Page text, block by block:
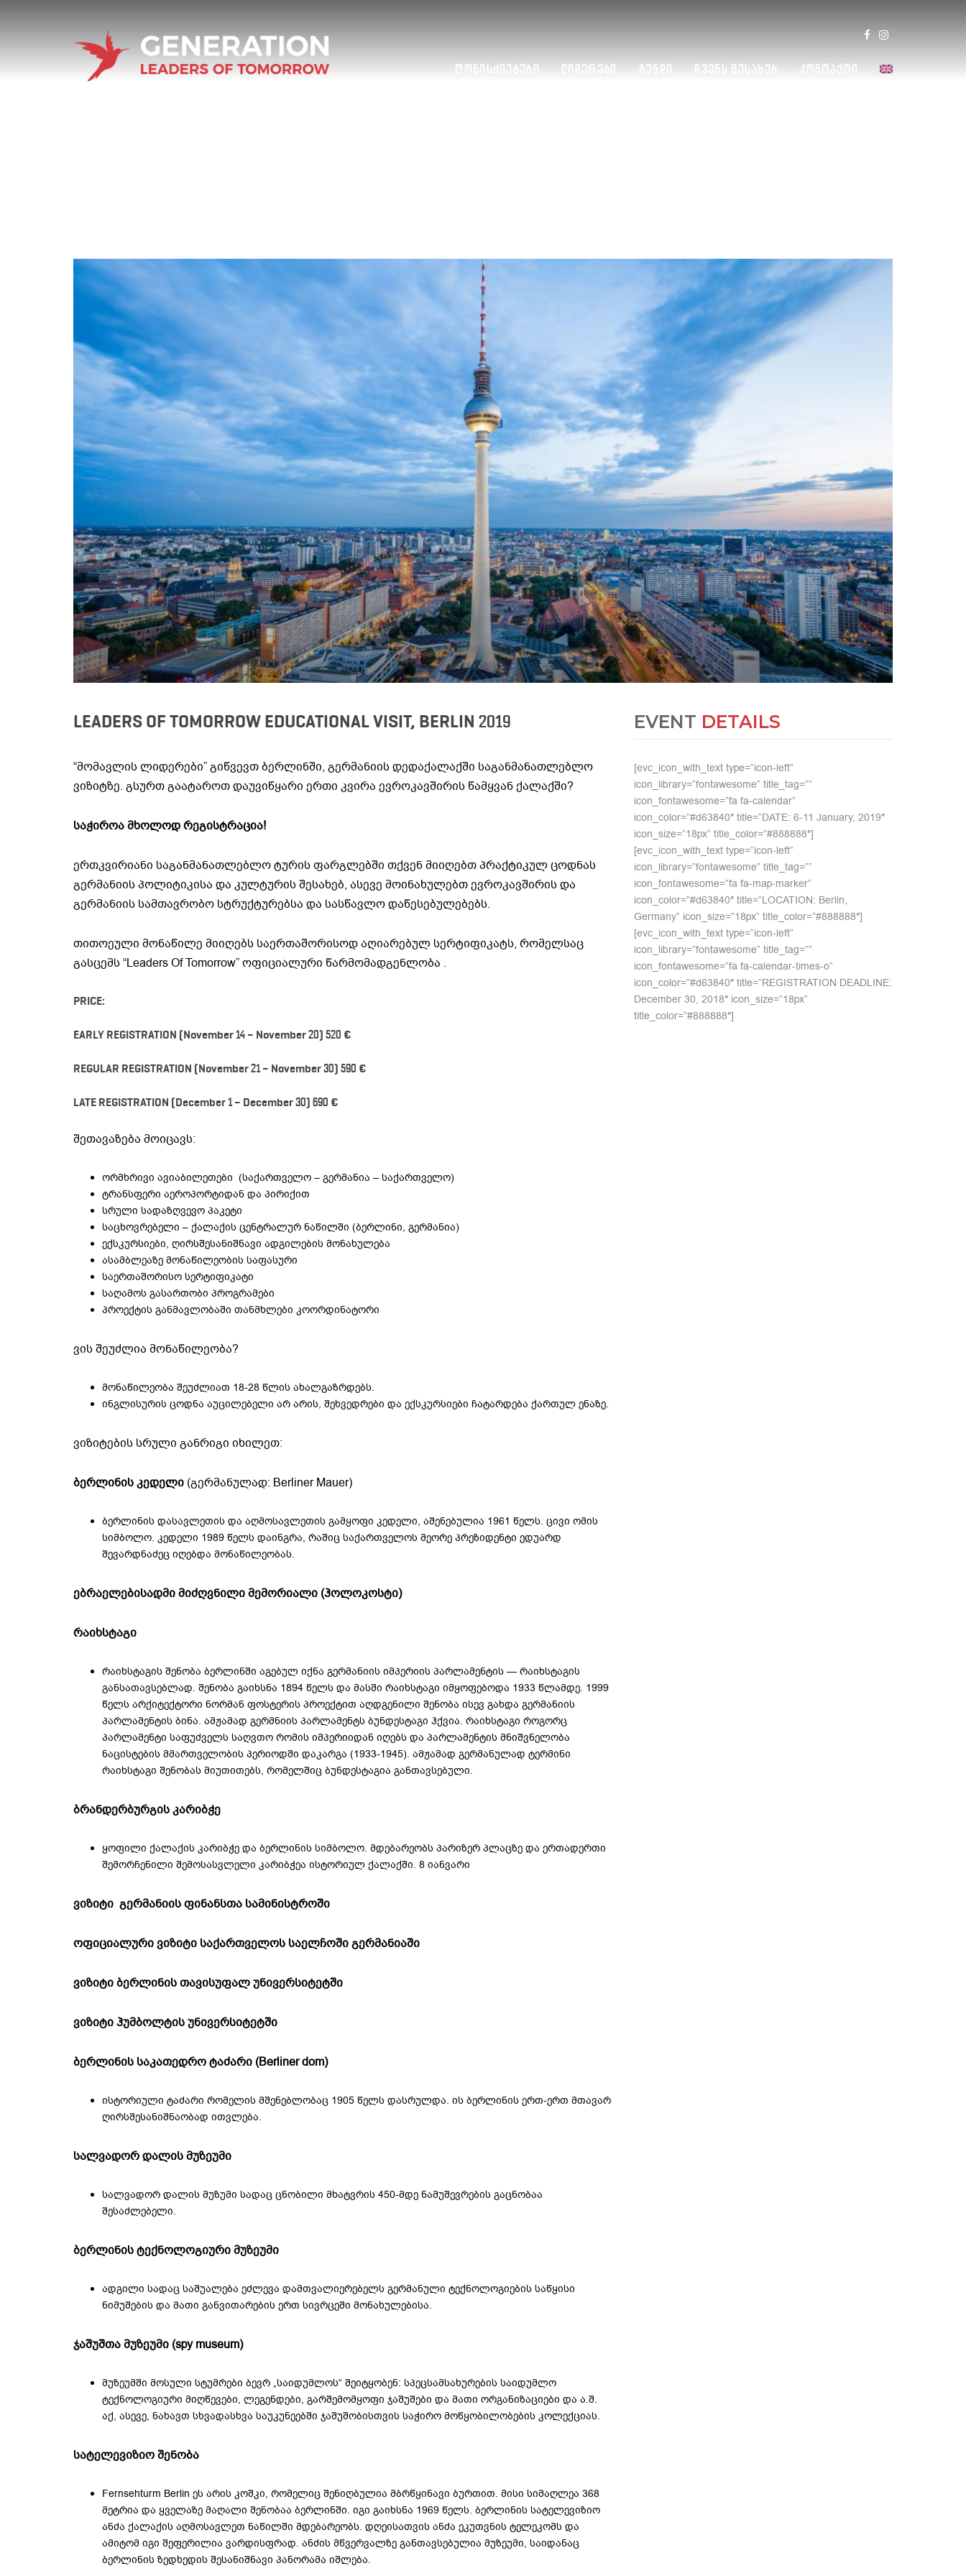
Ღონისძიებები Ლიდერები Გუნდი Ჩვენს Შესახებ Კონტაქტი
LEADERS OF TOMORROW EDUCATIONAL VISIT, BERLIN 2019
“მომავლის ლიდერები” გიწვევთ ბერლინში, გერმანიის დედაქალაქში საგანმანათლებლო
ვიზიტზე. გსურთ გაატაროთ დაუვიწყარი ერთი კვირა ევროკავშირის წამყვან ქალაქში?
საჭიროა მხოლოდ რეგისტრაცია!
ერთკვირიანი საგანმანათლებლო ტურის ფარგლებში თქვენ მიიღებთ პრაქტიკულ ცოდნას
გერმანიის პოლიტიკისა და კულტურის შესახებ, ასევე მოინახულებთ ევროკავშირის და
გერმანიის სამთავრობო სტრუქტურებსა და სასწავლო დაწესებულებებს.
თითოეული მონაწილე მიიღებს საერთაშორისოდ აღიარებულ სერტიფიკატს, რომელსაც
გასცემს “Leaders Of Tomorrow” ოფიციალური წარმომადგენლობა .
PRICE:
EARLY REGISTRATION (November 14 – November 20) 520 €
REGULAR REGISTRATION (November 21 – November 30) 590 €
LATE REGISTRATION (December 1 – December 30) 690 €
შეთავაზება მოიცავს:
ორმხრივი ავიაბილეთები (საქართველო – გერმანია – საქართველო)
ტრანსფერი აეროპორტიდან და პირიქით
სრული სადაზღვევო პაკეტი
საცხოვრებელი – ქალაქის ცენტრალურ ნაწილში (ბერლინი, გერმანია)
ექსკურსიები, ღირსშესანიშნავი ადგილების მონახულება
ასამბლეაზე მონაწილეობის საფასური
საერთაშორისო სერტიფიკატი
საღამოს გასართობი პროგრამები
პროექტის განმავლობაში თანმხლები კოორდინატორი
ვის შეუძლია მონაწილეობა?
მონაწილეობა შეუძლიათ 18-28 წლის ახალგაზრდებს.
ინგლისურის ცოდნა აუცილებელი არ არის, შეხვედრები და ექსკურსიები ჩატარდება ქართულ ენაზე.
ვიზიტების სრული განრიგი იხილეთ:
ბერლინის კედელი (გერმანულად: Berliner Mauer)
ბერლინის დასავლეთის და აღმოსავლეთის გამყოფი კედელი, აშენებულია 1961 წელს. ცივი ომის
სიმბოლო. კედელი 1989 წელს დაინგრა, რაშიც საქართველოს მეორე პრეზიდენტი ედუარდ
შევარდნაძეც იღებდა მონაწილეობას.
ებრაელებისადმი მიძღვნილი მემორიალი (ჰოლოკოსტი)
რაიხსტაგი
რაიხსტაგის შენობა ბერლინში აგებულ იქნა გერმანიის იმპერიის პარლამენტის — რაიხსტაგის
განსათავსებლად. შენობა გაიხსნა 1894 წელს და მასში რაიხსტაგი იმყოფებოდა 1933 წლამდე. 1999
წელს არქიტექტორი ნორმან ფოსტერის პროექტით აღდგენილი შენობა ისევ გახდა გერმანიის
პარლამენტის ბინა. ამჟამად გერმნიის პარლამენტს ბუნდესტაგი ჰქვია. რაიხსტაგი როგორც
პარლამენტი საფუძველს საღვთო რომის იმპერიიდან იღებს და პარლამენტის მნიშვნელობა
ნაცისტების მმართველობის პერიოდში დაკარგა (1933-1945). ამჟამად გერმანულად ტერმინი
რაიხსტაგი შენობას მიუთითებს, რომელშიც ბუნდესტაგია განთავსებული.
ბრანდერბურგის კარიბჭე
ყოფილი ქალაქის კარიბჭე და ბერლინის სიმბოლო. მდებარეობს პარიზერ პლაცზე და ერთადერთი
შემორჩენილი შემოსასვლელი კარიბჭეა ისტორიულ ქალაქში. 8 იანვარი
ვიზიტი გერმანიის ფინანსთა სამინისტროში
ოფიციალური ვიზიტი საქართველოს საელჩოში გერმანიაში
ვიზიტი ბერლინის თავისუფალ უნივერსიტეტში
ვიზიტი ჰუმბოლტის უნივერსიტეტში
ბერლინის საკათედრო ტაძარი (Berliner dom)
ისტორიული ტაძარი რომელის მშენებლობაც 1905 წელს დასრულდა. ის ბერლინის ერთ-ერთ მთავარ
ღირსშესანიშნაობად ითვლება.
სალვადორ დალის მუზეუმი
სალვადორ დალის მუზუმი სადაც ცნობილი მხატვრის 450-მდე ნამუშევრების გაცნობაა
შესაძლებელი.
ბერლინის ტექნოლოგიური მუზეუმი
ადგილი სადაც საშუალება ეძლევა დამთვალიერებელს გერმანული ტექნოლოგიების საწყისი
ნიმუშების და მათი განვითარების ერთ სივრცეში მონახულებისა.
ჯაშუშთა მუზეუმი (spy museum)
მუზეუმში მოსული სტუმრები ბევრ „საიდუმლოს“ შეიტყობენ: სპეცსამსახურების საიდუმლო
ტექნოლოგიური მიღწევები, ლეგენდები, გარშემომყოფი ჯაშუშები და მათი ორგანიზაციები და ა.შ.
აქ, ასევე, ნახავთ სხვადასხვა საუკუნეებში ჯაშუშობისთვის საჭირო მოწყობილობების კოლექციას.
სატელევიზიო შენობა
Fernsehturm Berlin ეს არის კოშკი, რომელიც შენიღბულია მბრწყინავი ბურთით. მისი სიმაღლეა 368
მეტრია და ყველაზე მაღალი შენობაა ბერლინში. იგი გაიხსნა 1969 წელს. ბერლინის სატელევიზიო
ანძა ქალაქის აღმოსავლეთ ნაწილში მდებარეობს. დღეისათვის ანძა ეკუთვნის ტელეკომს და
ამიტომ იგი შეფერილია ვარდისფრად. ანძის მწვერვალზე განთავსებულია მუზეუმი, საიდანაც
ბერლინის ზედხედის შესანიშნავი პანორამა იშლება.
EVENT DETAILS
[evc_icon_with_text type=”icon-left”
icon_library=”fontawesome” title_tag=””
icon_fontawesome=”fa fa-calendar”
icon_color=”#d63840″ title=”DATE: 6-11 January, 2019″
icon_size=”18px” title_color=”#888888″]
[evc_icon_with_text type=”icon-left”
icon_library=”fontawesome” title_tag=””
icon_fontawesome=”fa fa-map-marker”
icon_color=”#d63840″ title=”LOCATION: Berlin,
Germany” icon_size=”18px” title_color=”#888888″]
[evc_icon_with_text type=”icon-left”
icon_library=”fontawesome” title_tag=””
icon_fontawesome=”fa fa-calendar-times-o”
icon_color=”#d63840″ title=”REGISTRATION DEADLINE:
December 30, 2018″ icon_size=”18px”
title_color=”#888888″]